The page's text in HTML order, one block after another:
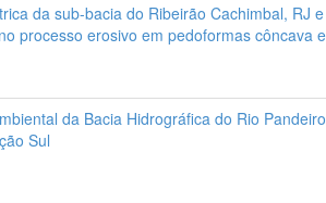
da sub-bacia do Ribeirão Cachimbal, RJ
processo erosivo em pedoformas côncava
da Bacia Hidrográfica do Rio
Sul